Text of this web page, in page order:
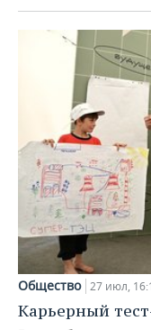
Общество 27 июл,
Карьерный